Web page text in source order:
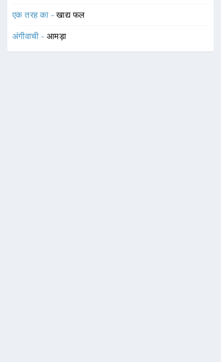
एक तरह का -खाद्य फल
अंगीवाची - आमड़ा